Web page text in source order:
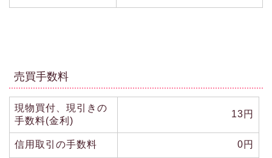
売買手数料
現物買付、現引きの
手数料(金利)
13円
信用取引の手数料 0円